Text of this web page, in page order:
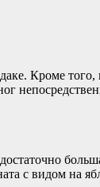
Кроме
с видом на